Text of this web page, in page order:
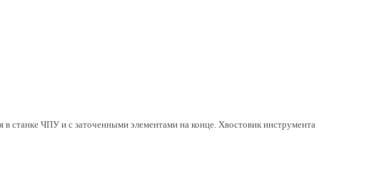
станке ЧПУ и с заточенными элементами на конце. Хвостовик инструмента